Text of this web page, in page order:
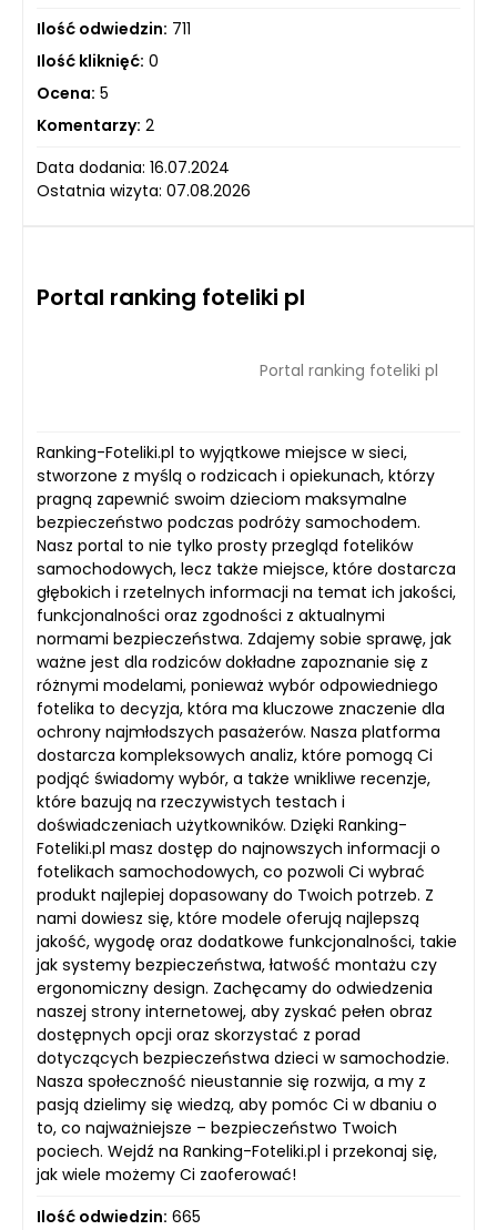
Ilość odwiedzin: 711
Ilość kliknięć: 0
Ocena: 5
Komentarzy: 2
Data dodania: 16.07.2024
Ostatnia wizyta: 07.08.2026
Portal ranking foteliki pl
Portal ranking foteliki pl
Ranking-Foteliki.pl to wyjątkowe miejsce w sieci,
stworzone z myślą o rodzicach i opiekunach, którzy
pragną zapewnić swoim dzieciom maksymalne
bezpieczeństwo podczas podróży samochodem.
Nasz portal to nie tylko prosty przegląd fotelików
samochodowych, lecz także miejsce, które dostarcza
głębokich i rzetelnych informacji na temat ich jakości,
funkcjonalności oraz zgodności z aktualnymi
normami bezpieczeństwa. Zdajemy sobie sprawę, jak
ważne jest dla rodziców dokładne zapoznanie się z
różnymi modelami, ponieważ wybór odpowiedniego
fotelika to decyzja, która ma kluczowe znaczenie dla
ochrony najmłodszych pasażerów. Nasza platforma
dostarcza kompleksowych analiz, które pomogą Ci
podjąć świadomy wybór, a także wnikliwe recenzje,
które bazują na rzeczywistych testach i
doświadczeniach użytkowników. Dzięki Ranking-
Foteliki.pl masz dostęp do najnowszych informacji o
fotelikach samochodowych, co pozwoli Ci wybrać
produkt najlepiej dopasowany do Twoich potrzeb. Z
nami dowiesz się, które modele oferują najlepszą
jakość, wygodę oraz dodatkowe funkcjonalności, takie
jak systemy bezpieczeństwa, łatwość montażu czy
ergonomiczny design. Zachęcamy do odwiedzenia
naszej strony internetowej, aby zyskać pełen obraz
dostępnych opcji oraz skorzystać z porad
dotyczących bezpieczeństwa dzieci w samochodzie.
Nasza społeczność nieustannie się rozwija, a my z
pasją dzielimy się wiedzą, aby pomóc Ci w dbaniu o
to, co najważniejsze – bezpieczeństwo Twoich
pociech. Wejdź na Ranking-Foteliki.pl i przekonaj się,
jak wiele możemy Ci zaoferować!
Ilość odwiedzin: 665